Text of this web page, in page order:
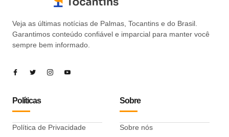
Veja as últimas notícias de Palmas, Tocantins e do Brasil.
Garantimos conteúdo confiável e imparcial para manter você
sempre bem informado.
Políticas
Política de Privacidade
Sobre
Sobre nós